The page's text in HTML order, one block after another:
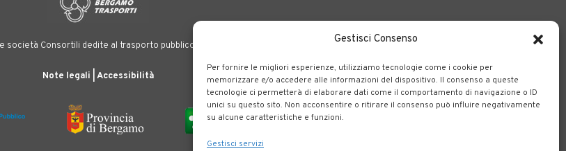
Gestisci Consenso
Per fornire le migliori esperienze, utilizziamo tecnologie come i cookie per
memorizzare e/o accedere alle informazioni del dispositivo. Il consenso a queste
tecnologie ci permetterà di elaborare dati come il comportamento di navigazione o ID
unici su questo sito. Non acconsentire o ritirare il consenso può influire negativamente
su alcune caratteristiche e funzioni.
Gestisci servizi
società Consortili dedite al trasporto pubblico locale su tutto il territorio bergamasco.
Note legali Accessibilità